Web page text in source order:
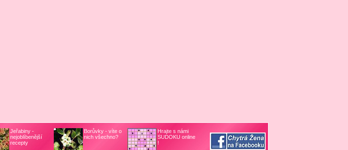
Jeřabiny -
nejoblíbenější
recepty
Borůvky - víte o
nich všechno?
Hrajte s námi
SUDOKU online
!